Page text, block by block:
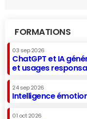
FORMATIONS
03 sep 2026
ChatGPT et IA
et usages
24 sep 2026
Intelligence
01 oct 2026